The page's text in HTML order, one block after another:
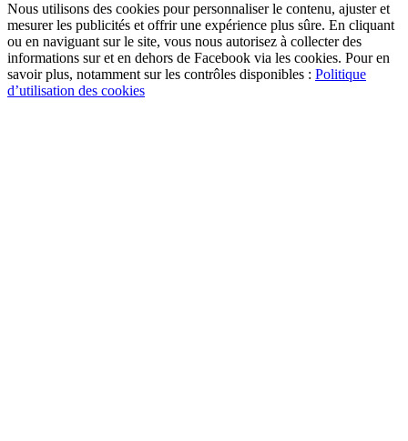
Nous utilisons des cookies pour personnaliser le contenu, ajuster et
mesurer les publicités et offrir une expérience plus sûre. En cliquant
ou en naviguant sur le site, vous nous autorisez à collecter des
informations sur et en dehors de Facebook via les cookies. Pour en
savoir plus, notamment sur les contrôles disponibles : Politique
d’utilisation des cookies